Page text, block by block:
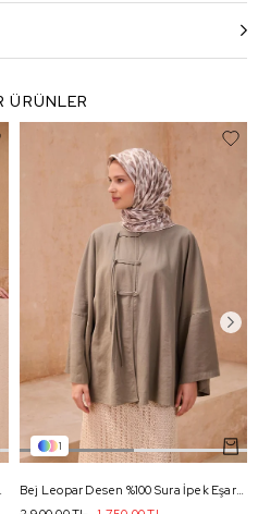
ÜRÜNLER
4115 - 86
1
Bej Leopar Desen %100 Sura İpek Eşarp 4103 - 85